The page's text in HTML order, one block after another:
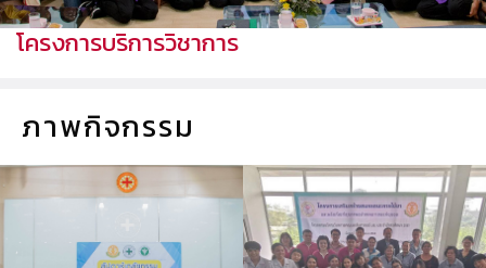
โครงการบริการวิชาการ
ภาพกิจกรรม